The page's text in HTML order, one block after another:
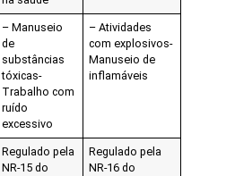
– Manuseio
de
substâncias
tóxicas-
Trabalho com
ruído
excessivo
– Atividades
com explosivos-
Manuseio de
inflamáveis
Regulado pela
NR-15 do
Regulado pela
NR-16 do